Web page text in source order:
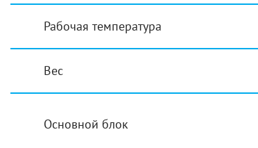
Рабочая температура
Вес
Основной блок